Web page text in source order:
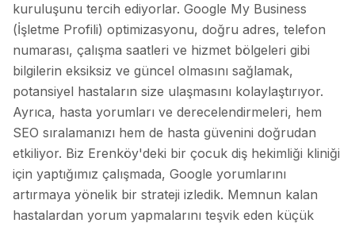
kuruluşunu tercih ediyorlar. Google My Business
(İşletme Profili) optimizasyonu, doğru adres, telefon
numarası, çalışma saatleri ve hizmet bölgeleri gibi
bilgilerin eksiksiz ve güncel olmasını sağlamak,
potansiyel hastaların size ulaşmasını kolaylaştırıyor.
Ayrıca, hasta yorumları ve derecelendirmeleri, hem
SEO sıralamanızı hem de hasta güvenini doğrudan
etkiliyor. Biz Erenköy'deki bir çocuk diş hekimliği kliniği
için yaptığımız çalışmada, Google yorumlarını
artırmaya yönelik bir strateji izledik. Memnun kalan
hastalardan yorum yapmalarını teşvik eden küçük